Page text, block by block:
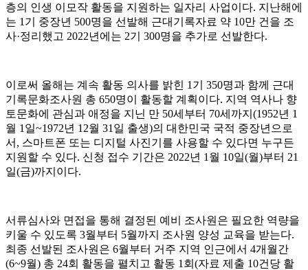
층의 인생 이모작 활동을 지원하는 일자리 사업이다. 지난해에
는 1 기 중장년 500명을 선발해 근대기록자료 약 10만 건을 조
사·정리했고 2022년에는 2기 300명을 추가로 선발한다.
이로써 올해는 계속 활동 의사를 밝힌 1 기 350명과 함께 근대
기록문화조사원 총 650명이 활동할 계획이다. 지역 역사나 향
토문화에 관심과 애정을 지닌 만 50세부터 70세까지 (1952년 1
월 1 일~1972년 12월 31 일 출생)의 대한민국 국적 중장년으로
서 , 스마트폰 또는 디지털 사진기를 사용할 수 있다면 누구든
지원할 수 있다. 신청 접수 기간은 2022년 1 월 10일(월)부터 21
일(금)까지이다.
서류심사와 면접을 통해 결정된 예비 조사원은 필요한 역량을
키울 수 있도록 3월부터 5월까지 조사원 양성 교육을 받는다.
최종 선발된 조사원은 6월부터 거주 지역 인근에서 4개월간
(6~9월) 총 24회 활동을 펼치고 활동 1 회 (자료 제출 10건당 활